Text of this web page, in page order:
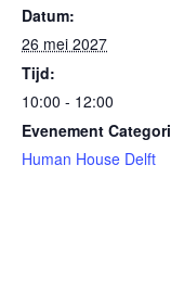
Datum:
26 mei 2027
Tijd:
10:00 - 12:00
Evenement
Human House Delft